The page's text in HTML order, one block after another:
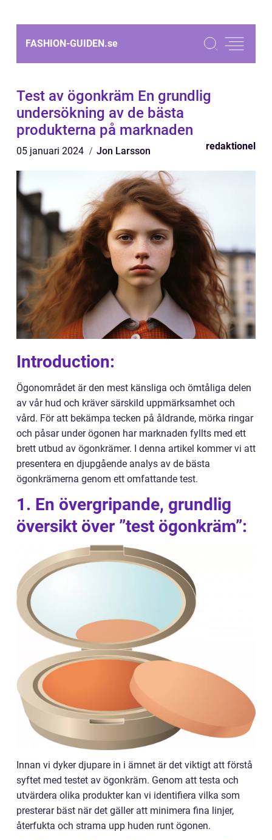
FASHION-GUIDEN.se
Test av ögonkräm En grundlig
undersökning av de bästa
produkterna på marknaden
05 januari 2024 Jon Larsson redaktionel
Introduction:
Ögonområdet är den mest känsliga och ömtåliga delen
av vår hud och kräver särskild uppmärksamhet och
vård. För att bekämpa tecken på åldrande, mörka ringar
och påsar under ögonen har marknaden fyllts med ett
brett utbud av ögonkrämer. I denna artikel kommer vi att
presentera en djupgående analys av de bästa
ögonkrämerna genom ett omfattande test.
1. En övergripande, grundlig
översikt över ”test ögonkräm”:
Innan vi dyker djupare in i ämnet är det viktigt att förstå
syftet med testet av ögonkräm. Genom att testa och
utvärdera olika produkter kan vi identifiera vilka som
presterar bäst när det gäller att minimera fina linjer,
återfukta och strama upp huden runt ögonen.